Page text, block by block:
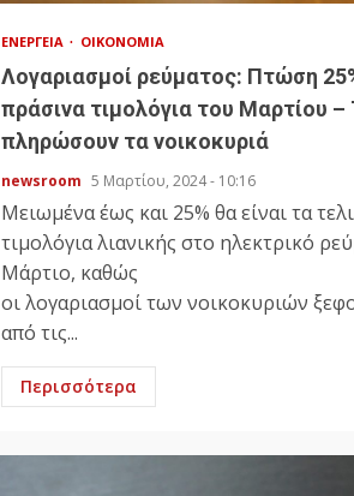
ΕΝΈΡΓΕΙΑ ΟΙΚΟΝΟΜΊΑ
Λογαριασμοί ρεύματος: Πτώση
πράσινα τιμολόγια του Μαρτίου –
πληρώσουν τα νοικοκυριά
newsroom 5 Μαρτίου, 2024 - 10:16
Μειωμένα έως και 25% θα είναι τα
τιμολόγια λιανικής στο ηλεκτρικό
Μάρτιο, καθώς
οι λογαριασμοί των νοικοκυριών
από τις...
Περισσότερα